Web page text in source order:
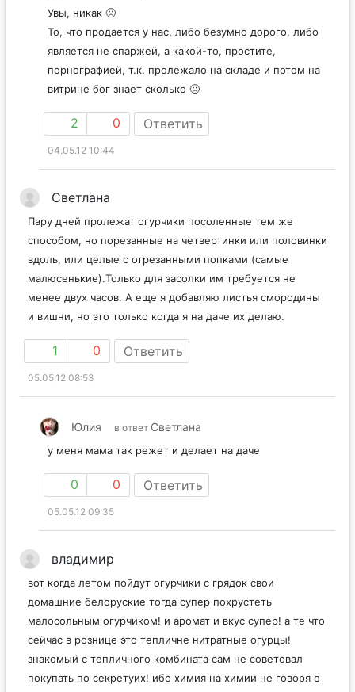
Увы, никак 🙁
То, что продается у нас, либо безумно дорого, либо
является не спаржей, а какой-то, простите,
порнографией, т.к. пролежало на складе и потом на
витрине бог знает сколько 🙁
2 0 Ответить
04.05.12 10:44
Светлана
Пару дней пролежат огурчики посоленные тем же
способом, но порезанные на четвертинки или половинки
вдоль, или целые с отрезанными попками (самые
малюсенькие).Только для засолки им требуется не
менее двух часов. А еще я добавляю листья смородины
и вишни, но это только когда я на даче их делаю.
1 0 Ответить
05.05.12 08:53
Юлия в ответ Светлана
у меня мама так режет и делает на даче
0 0 Ответить
05.05.12 09:35
владимир
вот когда летом пойдут огурчики с грядок свои
домашние белоруские тогда супер похрустеть
малосольным огурчиком! и аромат и вкус супер! а те что
сейчас в рознице это тепличне нитратные огурцы!
знакомый с тепличного комбината сам не советовал
покупать по секретуих! ибо химия на химии не говоря о